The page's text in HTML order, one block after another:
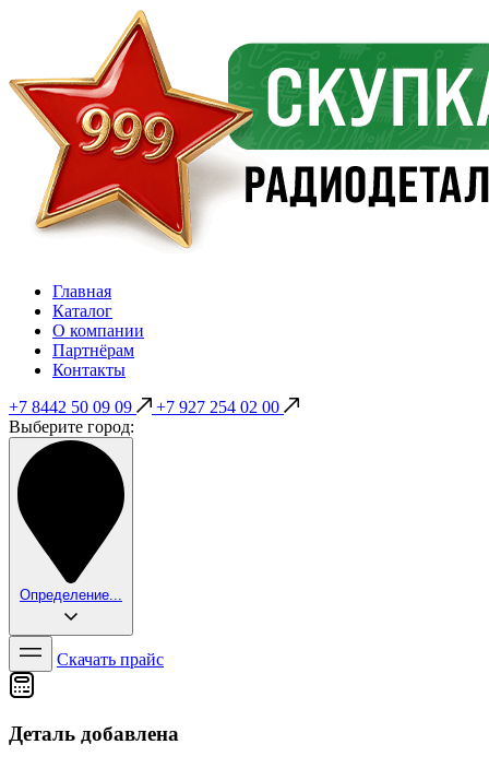
Главная
Каталог
О компании
Партнёрам
Контакты
+7 8442 50 09 09
+7 927 254 02 00
Выберите город:
Определение...
Скачать прайс
Деталь добавлена